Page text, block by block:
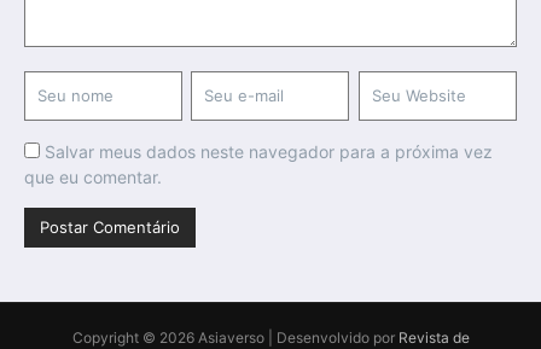
Salvar meus dados neste navegador para a próxima vez
que eu comentar.
Copyright © 2026 Asiaverso | Desenvolvido por Revista de